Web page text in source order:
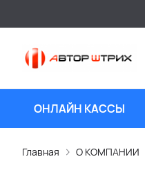
ОНЛАЙН КАССЫ
Главная О КОМПАНИИ